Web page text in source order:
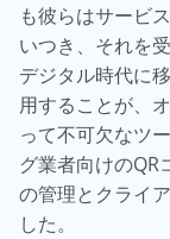
も彼らはサービ
いつき、それを
デジタル時代に
用することが、
って不可欠なツ
グ業者向けの
の管理とクライ
した。